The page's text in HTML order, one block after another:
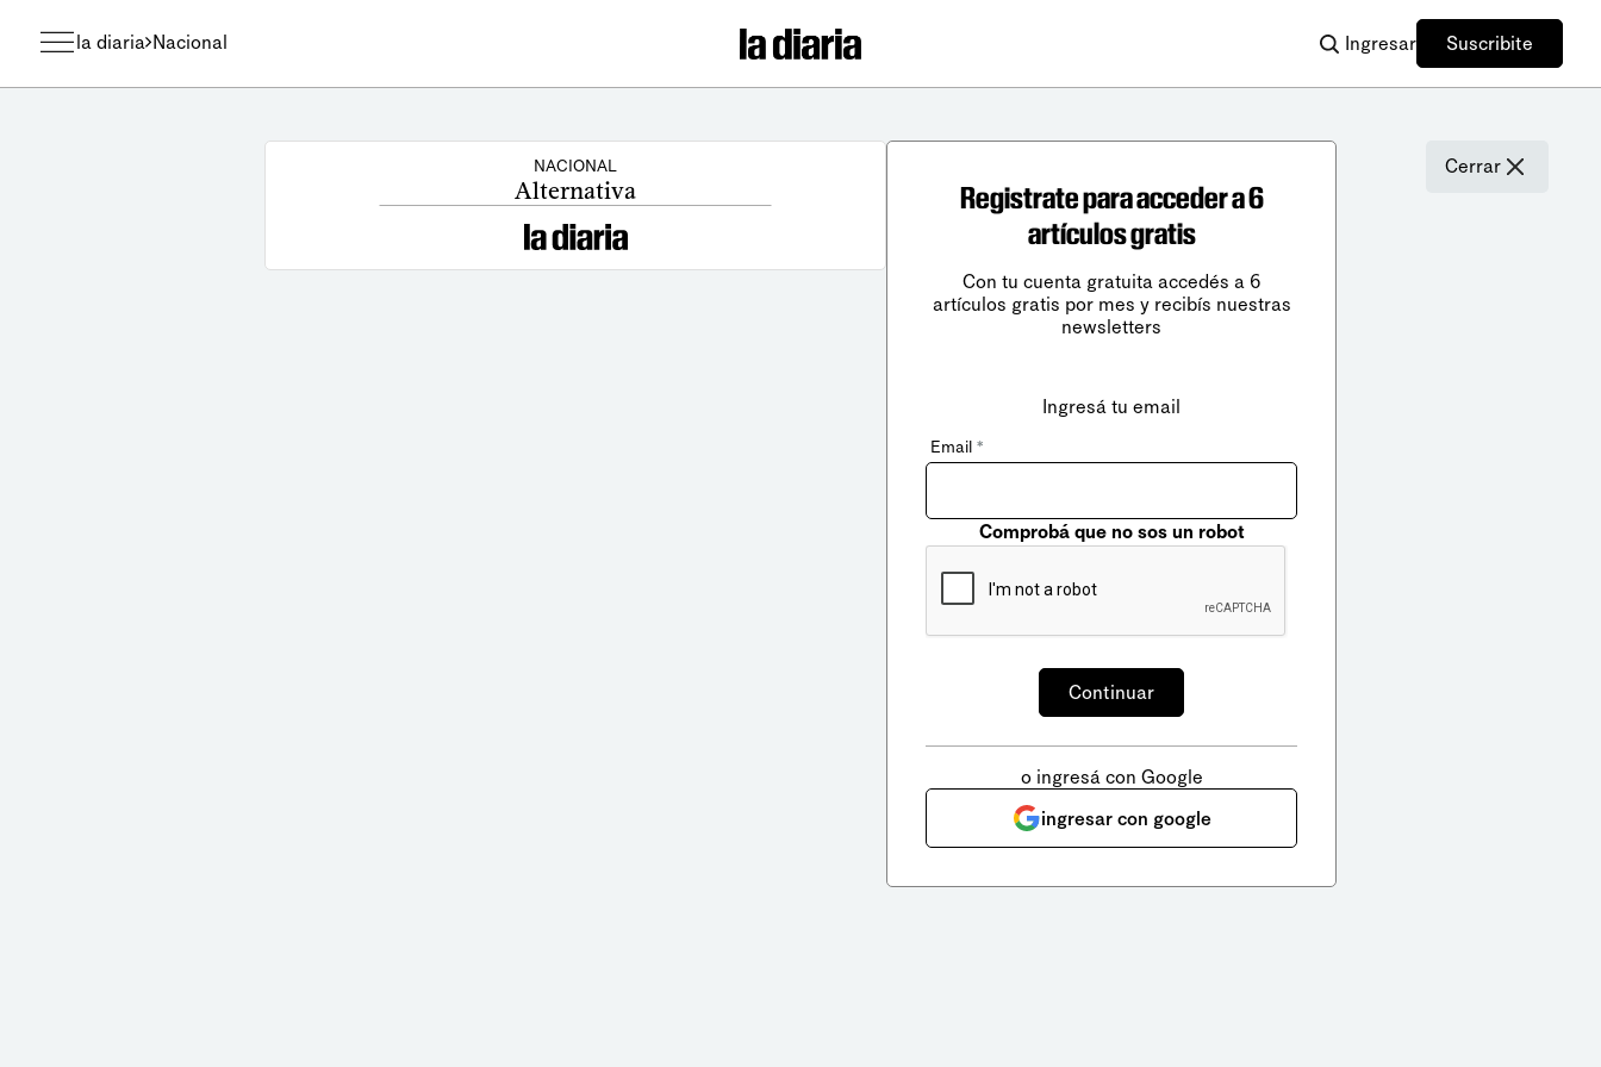
la diaria Nacional Ingresar Suscribite
NACIONAL
Alternativa
Cerrar
Registrate para acceder a 6
artículos gratis
Con tu cuenta gratuita accedés a 6
artículos gratis por mes y recibís nuestras
newsletters
Ingresá tu email
Email *
Comprobá que no sos un robot
o ingresá con Google
ingresar con google